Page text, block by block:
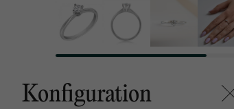
Konfiguration